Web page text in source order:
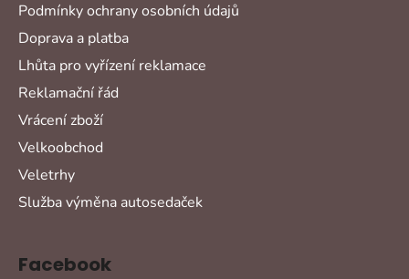
Podmínky ochrany osobních údajů
Doprava a platba
Lhůta pro vyřízení reklamace
Reklamační řád
Vrácení zboží
Velkoobchod
Veletrhy
Služba výměna autosedaček
Facebook